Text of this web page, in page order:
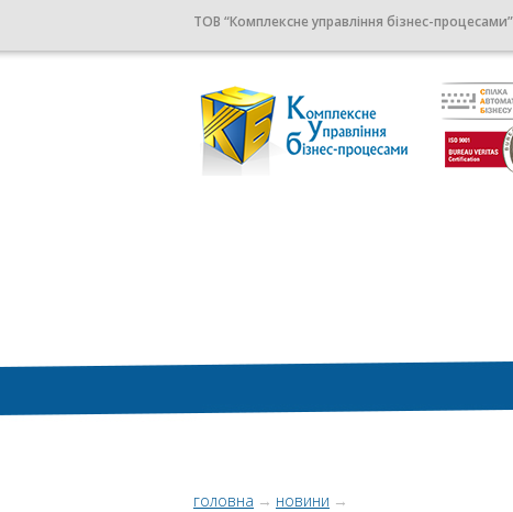
ТОВ “Комплексне управління бізнес-процесами”
головна → новини →